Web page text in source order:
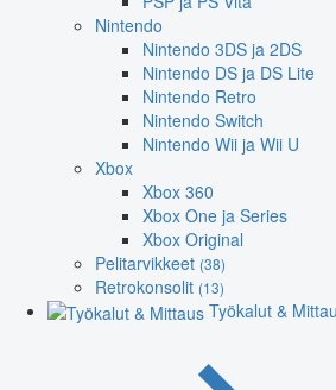
Nintendo
Nintendo 3DS ja 2DS
Nintendo DS ja DS Lite
Nintendo Retro
Nintendo Switch
Nintendo Wii ja Wii U
Xbox
Xbox 360
Xbox One ja Series
Xbox Original
Pelitarvikkeet (38)
Retrokonsolit (13)
Työkalut &